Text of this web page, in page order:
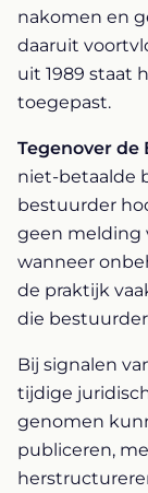
nakomen en
daaruit
uit 1989 staat
toegepast.
Tegenover de
niet-betaalde
bestuurder
geen melding
wanneer
de praktijk
die
Bij signalen
tijdige
genomen
publiceren,